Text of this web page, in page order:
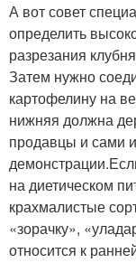
А вот совет
определить
разрезания
Затем нужно
картофелину на
нижняя должна
продавцы и сами
на диетическом
крахмалистые
«зорачку»,
относится к